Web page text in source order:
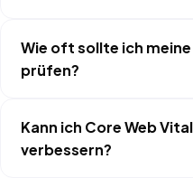
Wie oft sollte ich
prüfen?
Kann ich Core Web
verbessern?